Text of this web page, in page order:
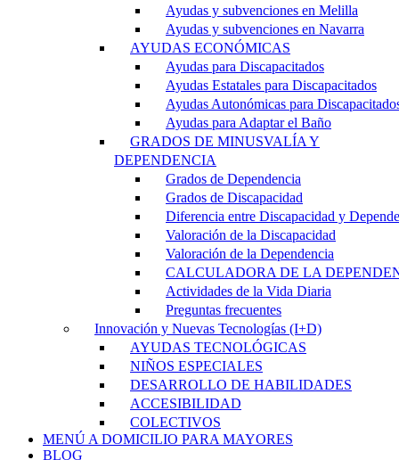
Ayudas y subvenciones en Melilla
Ayudas y subvenciones en Navarra
AYUDAS ECONÓMICAS
Ayudas para Discapacitados
Ayudas Estatales para Discapacitados
Ayudas Autonómicas para
Ayudas para Adaptar el Baño
GRADOS DE MINUSVALÍA Y
DEPENDENCIA
Grados de Dependencia
Grados de Discapacidad
Diferencia entre Discapacidad y
Valoración de la Discapacidad
Valoración de la Dependencia
CALCULADORA DE LA
Actividades de la Vida Diaria
Preguntas frecuentes
Innovación y Nuevas Tecnologías (I+D)
AYUDAS TECNOLÓGICAS
NIÑOS ESPECIALES
DESARROLLO DE HABILIDADES
ACCESIBILIDAD
COLECTIVOS
MENÚ A DOMICILIO PARA MAYORES
BLOG